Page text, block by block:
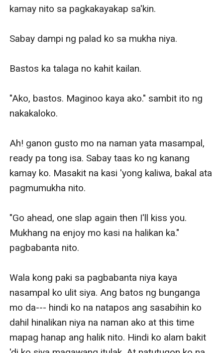
kamay nito sa pagkakayakap sa'kin.
Sabay dampi ng palad ko sa mukha niya.
Bastos ka talaga no kahit kailan.
"Ako, bastos. Maginoo kaya ako." sambit ito ng
nakakaloko.
Ah! ganon gusto mo na naman yata masampal,
ready pa tong isa. Sabay taas ko ng kanang
kamay ko. Masakit na kasi 'yong kaliwa, bakal ata
pagmumukha nito.
"Go ahead, one slap again then I'll kiss you.
Mukhang na enjoy mo kasi na halikan ka."
pagbabanta nito.
Wala kong paki sa pagbabanta niya kaya
nasampal ko ulit siya. Ang batos ng bunganga
mo da--- hindi ko na natapos ang sasabihin ko
dahil hinalikan niya na naman ako at this time
mapag hanap ang halik nito. Hindi ko alam bakit